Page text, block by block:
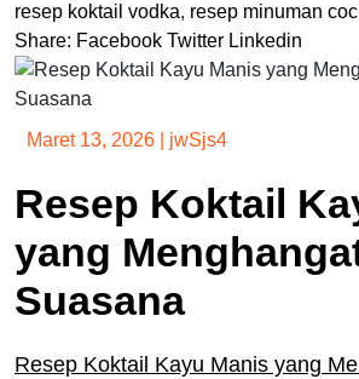
resep koktail vodka, resep minuman
Share: Facebook Twitter Linkedin
Maret 13, 2026 jwSjs4
Resep Koktail
yang
Suasana
Resep Koktail Kayu Manis yang